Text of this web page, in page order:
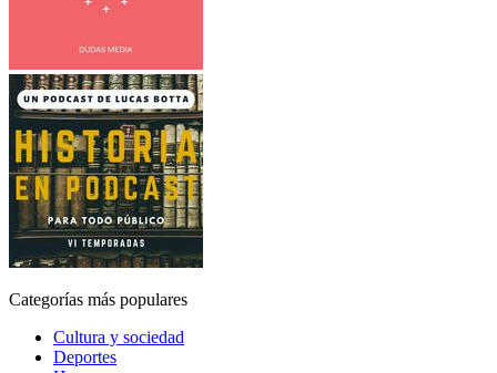
Categorías más populares
Cultura y sociedad
Deportes